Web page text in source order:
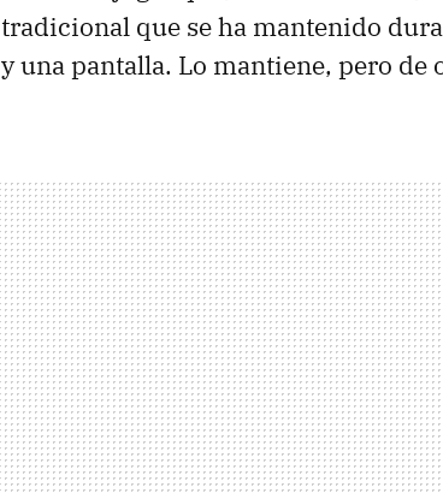
tradicional que se ha mantenido
y una pantalla. Lo mantiene, pero de